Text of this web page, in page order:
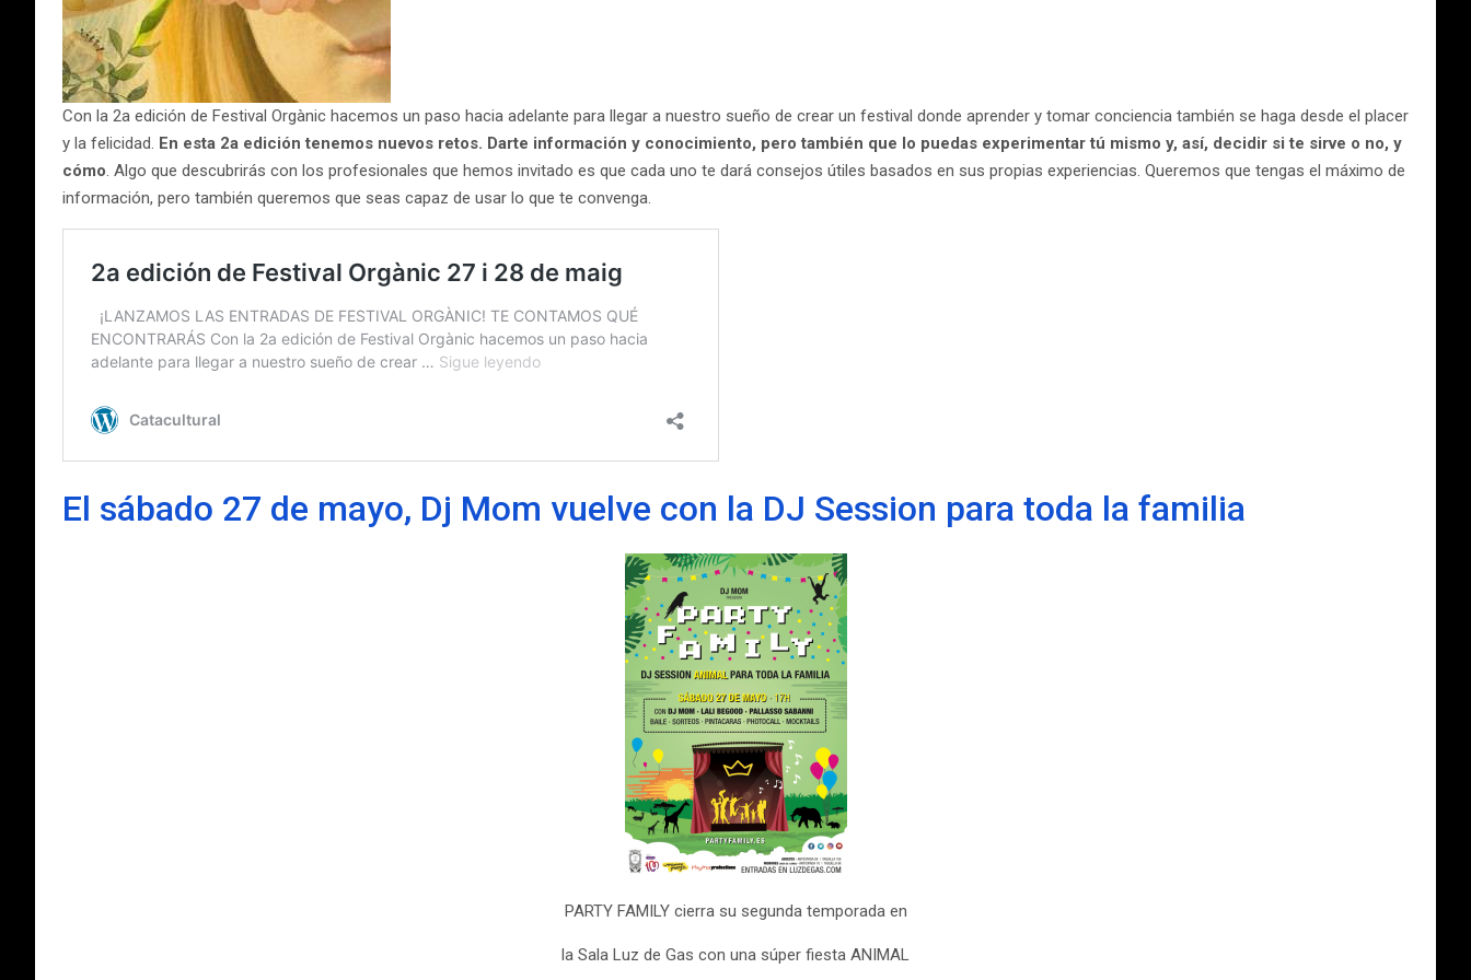
Con la 2a edición de Festival Orgànic hacemos un paso hacia adelante para llegar a nuestro sueño de crear un festival donde aprender y tomar conciencia también se haga desde el placer
y la felicidad. En esta 2a edición tenemos nuevos retos. Darte información y conocimiento, pero también que lo puedas experimentar tú mismo y, así, decidir si te sirve o no, y
cómo. Algo que descubrirás con los profesionales que hemos invitado es que cada uno te dará consejos útiles basados en sus propias experiencias. Queremos que tengas el máximo de
información, pero también queremos que seas capaz de usar lo que te convenga.
El sábado 27 de mayo, Dj Mom vuelve con la DJ Session para toda la familia
PARTY FAMILY cierra su segunda temporada en
la Sala Luz de Gas con una súper fiesta ANIMAL